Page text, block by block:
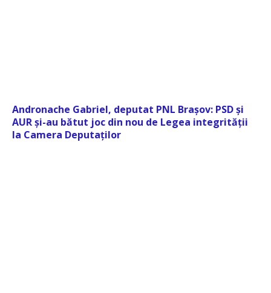
Andronache Gabriel, deputat PNL Brașov: PSD și
AUR și-au bătut joc din nou de Legea integrității
la Camera Deputaților